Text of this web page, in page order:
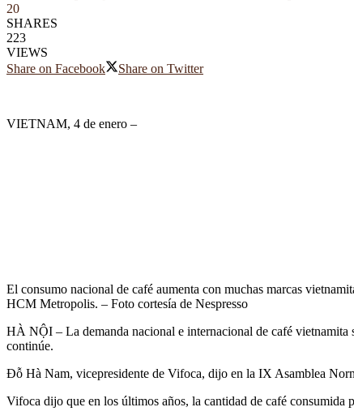
20
SHARES
223
VIEWS
Share on Facebook
Share on Twitter
VIETNAM, 4 de enero –
El consumo nacional de café aumenta con muchas marcas
HCM Metropolis. – Foto cortesía de Nespresso
HÀ NỘI – La demanda nacional e internacional de café vietnamita
continúe.
Đỗ Hà Nam, vicepresidente de Vifoca, dijo en la IX Asamblea
Vifoca dijo que en los últimos años, la cantidad de café